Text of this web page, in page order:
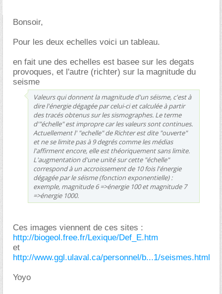
Bonsoir,
Pour les deux echelles voici un tableau.
en fait une des echelles est basee sur les degats
provoques, et l'autre (richter) sur la magnitude du
seisme
Valeurs qui donnent la magnitude d'un séisme, c'est à
dire l'énergie dégagée par celui-ci et calculée à partir
des tracés obtenus sur les sismographes. Le terme
d'"échelle" est impropre car les valeurs sont continues.
Actuellement l' "echelle" de Richter est dite "ouverte"
et ne se limite pas à 9 degrés comme les médias
l'affirment encore, elle est théoriquement sans limite.
L'augmentation d'une unité sur cette "échelle"
correspond à un accroissement de 10 fois l'énergie
dégagée par le séisme (fonction exponentielle) :
exemple, magnitude 6 =>énergie 100 et magnitude 7
=>énergie 1000.
Ces images viennent de ces sites :
http://biogeol.free.fr/Lexique/Def_E.htm
et
http://www.ggl.ulaval.ca/personnel/b...1/seismes.html
Yoyo